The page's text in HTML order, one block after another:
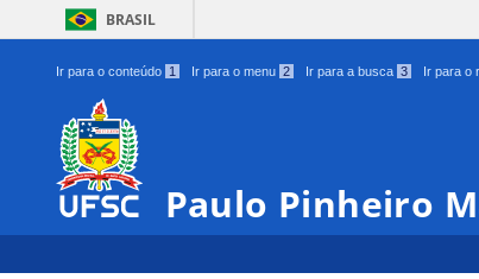
BRASIL
Ir para o conteúdo 1 Ir para o menu 2 Ir para a busca 3 Ir para o
Paulo Pinheiro